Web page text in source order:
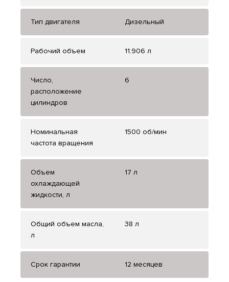
Тип двигателя Дизельный
Рабочий объем 11.906 л
Число,
расположение
цилиндров
6
Номинальная
частота вращения
1500 об/мин
Объем
охлаждающей
жидкости, л
17 л
Общий объем масла,
л
38 л
Срок гарантии 12 месяцев